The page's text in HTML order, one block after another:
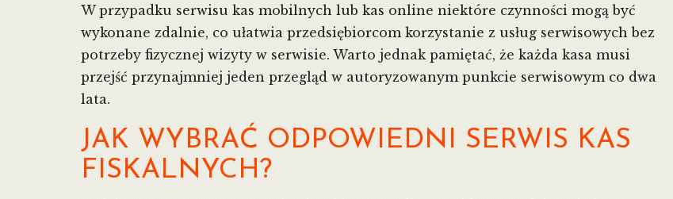
W przypadku serwisu kas mobilnych lub kas online niektóre czynności mogą być
wykonane zdalnie, co ułatwia przedsiębiorcom korzystanie z usług serwisowych bez
potrzeby fizycznej wizyty w serwisie. Warto jednak pamiętać, że każda kasa musi
przejść przynajmniej jeden przegląd w autoryzowanym punkcie serwisowym co dwa
lata.
JAK WYBRAĆ ODPOWIEDNI SERWIS KAS
FISKALNYCH?